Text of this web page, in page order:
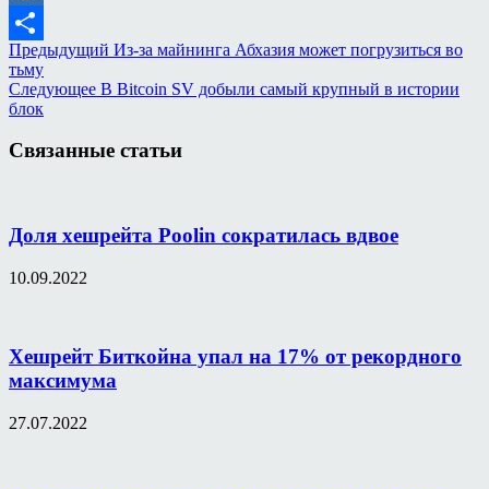
Mail.Ru
Отправить
Предыдущий Из-за майнинга Абхазия может погрузиться во
тьму
Следующее В Bitcoin SV добыли самый крупный в истории
блок
Связанные статьи
Доля хешрейта Poolin сократилась вдвое
10.09.2022
Хешрейт Биткойна упал на 17% от рекордного
максимума
27.07.2022